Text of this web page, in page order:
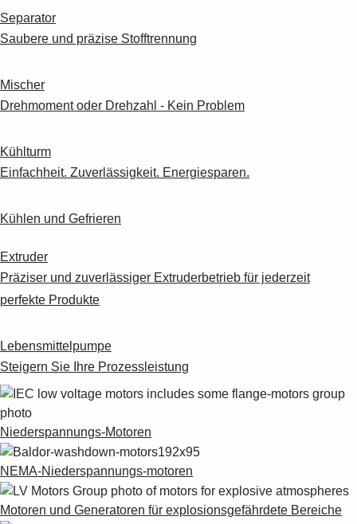
Separator
Saubere und präzise Stofftrennung
Mischer
Drehmoment oder Drehzahl - Kein Problem
Kühlturm
Einfachheit. Zuverlässigkeit. Energiesparen.
Kühlen und Gefrieren
Extruder
Präziser und zuverlässiger Extruderbetrieb für jederzeit
perfekte Produkte
Lebensmittelpumpe
Steigern Sie Ihre Prozessleistung
Niederspannungs-Motoren
NEMA-Niederspannungs-motoren
Motoren und Generatoren für explosionsgefährdete Bereiche